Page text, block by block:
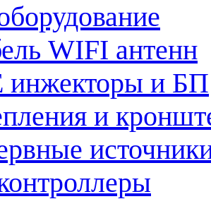
WIFI антенн
инжекторы и БП
и